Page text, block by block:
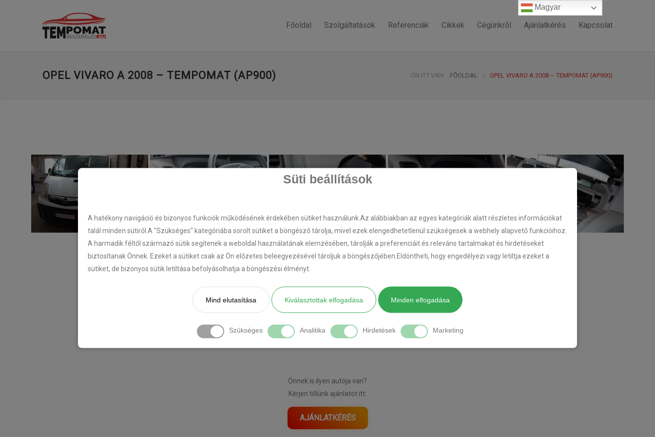
Süti beállítások
A hatékony navigáció és bizonyos funkciók működésének érdekében sütiket használunk.Az alábbiakban az egyes kategóriák alatt részletes információkat
talál minden sütiről.A "Szükséges" kategóriába sorolt sütiket a böngésző tárolja, mivel ezek elengedhetetlenül szükségesek a webhely alapvető funkcióihoz.
A harmadik féltől származó sütik segítenek a weboldal használatának elemzésében, tárolják a preferenciáit és releváns tartalmakat és hirdetéseket
biztosítanak Önnek. Ezeket a sütiket csak az Ön előzetes beleegyezésével tároljuk a böngészőjében.Eldöntheti, hogy engedélyezi vagy letiltja ezeket a
sütiket, de bizonyos sütik letiltása befolyásolhatja a böngészési élményt.
Mind elutasítása Kiválasztottak elfogadása Minden elfogadása
Szükséges Analitika Hirdetések Marketing
Főoldal Szolgáltatások Referenciák Cikkek Cégünkről Ajánlatkérés Kapcsolat
OPEL VIVARO A 2008 – TEMPOMAT (AP900) ÖN ITT VAN: FŐOLDAL / OPEL VIVARO A 2008 – TEMPOMAT (AP900)
[DIAVETÍTÉS INDÍTÁSA]
Önnek is ilyen autója van?
Kérjen tőlünk ajánlatot itt:
AJÁNLATKÉRÉS
Magyar